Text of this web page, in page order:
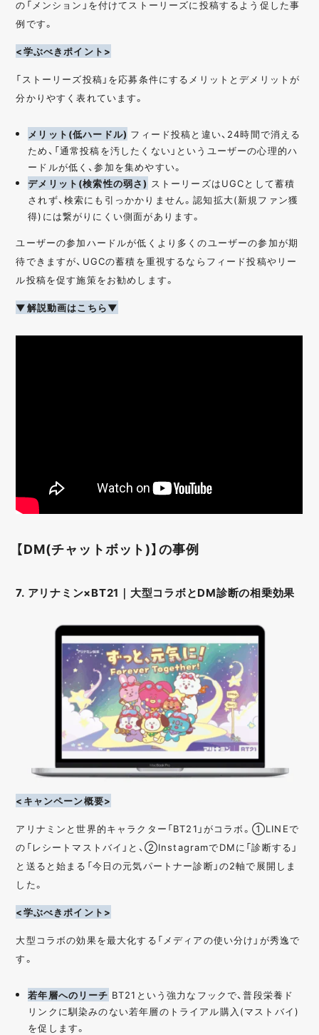
の「メンション」を付けてストーリーズに投稿するよう促した事
例です。
<学ぶべきポイント>
「ストーリーズ投稿」を応募条件にするメリットとデメリットが
分かりやすく表れています。
メリット(低ハードル) フィード投稿と違い、24時間で消える
ため、「通常投稿を汚したくない」というユーザーの心理的ハ
ードルが低く、参加を集めやすい。
デメリット(検索性の弱さ) ストーリーズはUGCとして蓄積
されず、検索にも引っかかりません。認知拡大(新規ファン獲
得)には繋がりにくい側面があります。
ユーザーの参加ハードルが低くより多くのユーザーの参加が期
待できますが、UGCの蓄積を重視するならフィード投稿やリー
ル投稿を促す施策をお勧めします。
▼解説動画はこちら▼
【DM(チャットボット)】の事例
7. アリナミン×BT21｜大型コラボとDM診断の相乗効果
<キャンペーン概要>
アリナミンと世界的キャラクター「BT21」がコラボ。①LINEで
の「レシートマストバイ」と、②InstagramでDMに「診断する」
と送ると始まる「今日の元気パートナー診断」の2軸で展開しま
した。
<学ぶべきポイント>
大型コラボの効果を最大化する「メディアの使い分け」が秀逸で
す。
若年層へのリーチ BT21という強力なフックで、普段栄養ド
リンクに馴染みのない若年層のトライアル購入(マストバイ)
を促します。